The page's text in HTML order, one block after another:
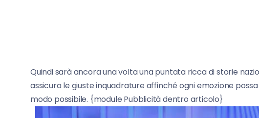
Quindi sarà ancora una volta una puntata ricca di storie
assicura le giuste inquadrature affinché ogni emozione
modo possibile. {module Pubblicità dentro articolo}